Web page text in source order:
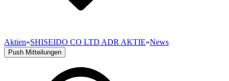
Aktien»SHISEIDO CO LTD ADR AKTIE»News
Push Mitteilungen